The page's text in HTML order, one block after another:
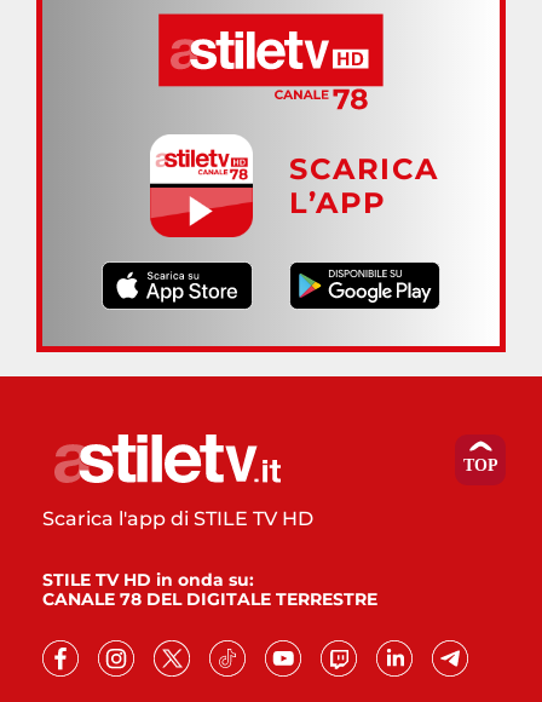
SCARICA
L’APP
Scarica l'app di STILE TV HD
STILE TV HD in onda su:
CANALE 78 DEL DIGITALE TERRESTRE